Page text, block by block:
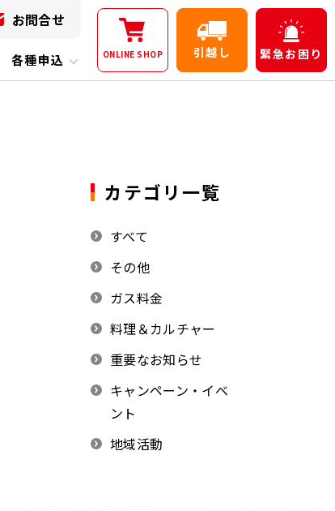
各種申込
お問合せ
ONLINE SHOP 引越し 緊急お困り
カテゴリ一覧
すべて
その他
ガス料金
料理＆カルチャー
重要なお知らせ
キャンペーン・イベ
ント
地域活動